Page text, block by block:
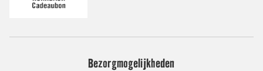
Bezorgmogelijkheden